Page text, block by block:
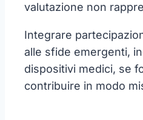
valutazione non
Integrare
alle sfide emergenti,
dispositivi medici, se
contribuire in modo